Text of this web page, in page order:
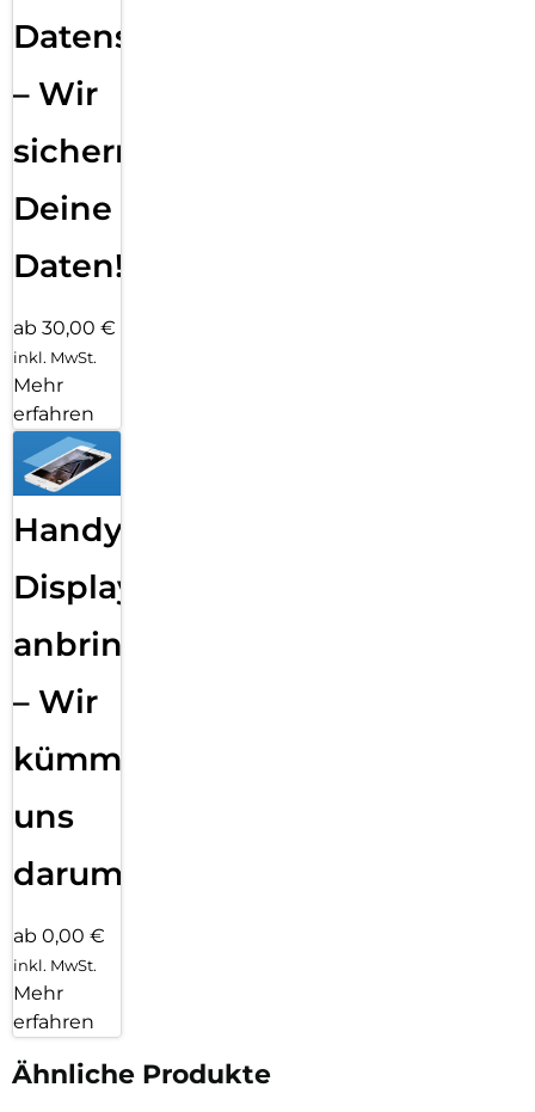
Datensicherung
– Wir
sichern
Deine
Daten!
ab 30,00 €
inkl. MwSt.
Mehr
erfahren
Handy
Displayfolie
anbringen
– Wir
kümmern
uns
darum!
ab 0,00 €
inkl. MwSt.
Mehr
erfahren
Ähnliche Produkte